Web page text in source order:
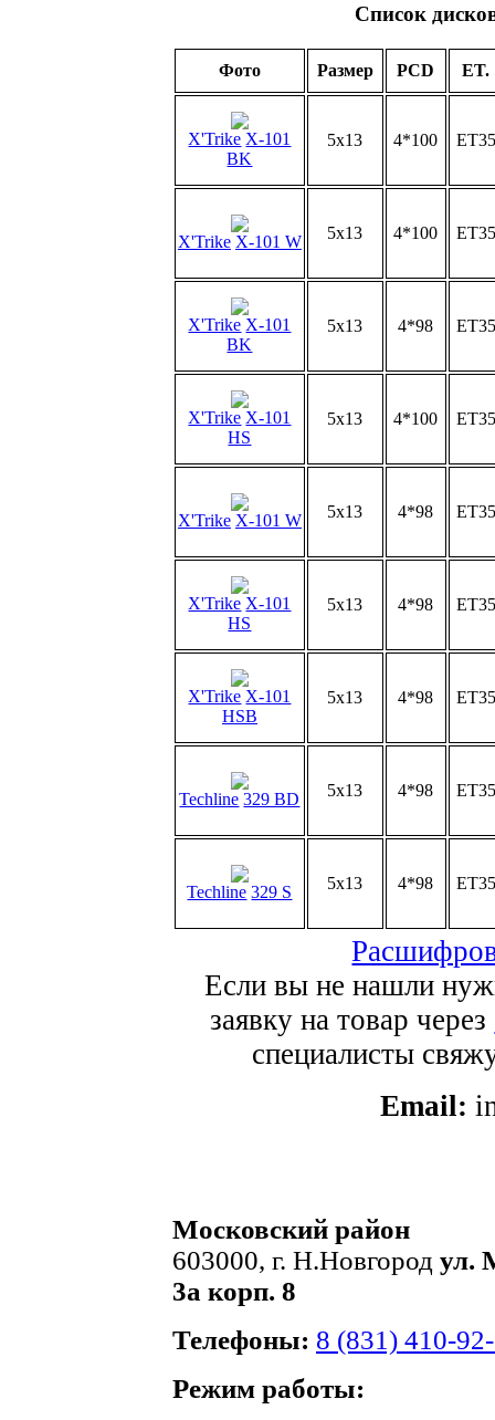
Список
Фото Размер PCD ET.
X'Trike X-101
BK
5x13 4*100 ET35
X'Trike X-101 W 5x13 4*100 ET35
X'Trike X-101
BK
5x13 4*98 ET35
X'Trike X-101
HS
5x13 4*100 ET35
X'Trike X-101 W 5x13 4*98 ET35
X'Trike X-101
HS
5x13 4*98 ET35
X'Trike X-101
HSB
5x13 4*98 ET35
Techline 329 BD 5x13 4*98 ET35
Techline 329 S 5x13 4*98 ET35
Если вы не нашли
заявку на товар через
специалисты
Email:
Московский район
603000, г. Н.Новгород ул.
3а корп. 8
Телефоны: 8 (831) 410-
Режим работы: